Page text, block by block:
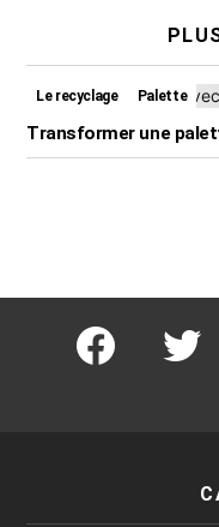
Le recyclage Palette
Transformer une
facebook